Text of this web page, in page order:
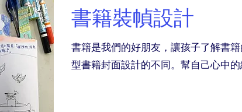
書籍裝幀設計
書籍是我們的好朋友，讓孩子了解書
型書籍封面設計的不同。幫自己心中